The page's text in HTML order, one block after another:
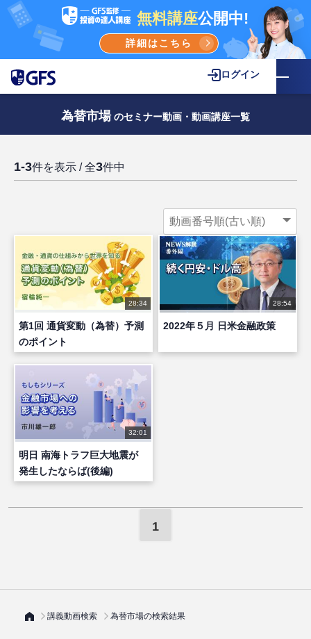
無料講座公開中!
詳細はこちら
ログイン
為替市場 のセミナー動画・動画講座一覧
1-3件を表示 / 全3件中
28:34
第1回 通貨変動（為替）予測
のポイント
28:54
2022年５月 日米金融政策
32:01
明日 南海トラフ巨大地震が
発生したならば(後編)
1
講義動画検索 為替市場の検索結果